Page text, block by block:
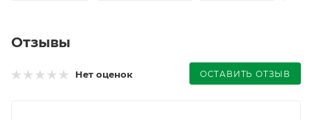
Отзывы
Нет оценок ОСТАВИТЬ ОТЗЫВ